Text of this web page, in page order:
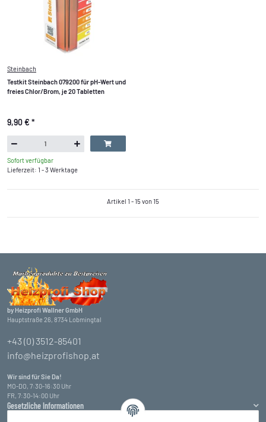
Steinbach
Testkit Steinbach 079200 für pH-Wert und
freies Chlor/Brom, je 20 Tabletten
9,90 € *
Sofort verfügbar
Lieferzeit: 1 - 3 Werktage
Artikel 1 - 15 von 15
by Heizprofi Wallner GmbH
Hauptstraße 26, 8734 Lobmingtal
+43 (0) 3512-85401
info@heizprofishop.at
Wir sind für Sie Da!
MO-DO, 7:30-16:30 Uhr
FR, 7:30-14:00 Uhr
Gesetzliche Informationen